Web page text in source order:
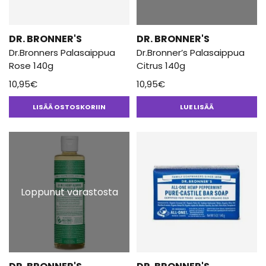
DR. BRONNER'S
Dr.Bronners Palasaippua
Rose 140g
10,95€
LISÄÄ OSTOSKORIIN
DR. BRONNER'S
Dr.Bronner’s Palasaippua
Citrus 140g
10,95€
LUE LISÄÄ
Loppunut varastosta